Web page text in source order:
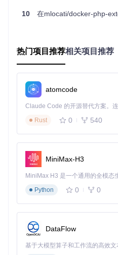
式。只需在Dockerfile中添加单
FROM php:8.3
RUN install-php-extensions gd
安装libfreetype、libjpeg等系统
依赖。特别适合快速原型开发
环境配置时间。
企业级场景：复杂项目的精细化
和环境变量控制的组合方案：
8.2
ENV IPE_SKIP_CHECK=1
    opcache-
8.2
这种配置方式确保了不同环境
10 在mlocati/docker-php-extension-
热门项目推荐相关项目推荐
atomcode
Rust
0 540
MiniMax-H3
Python
0 0
DataFlow
基于大模型算子和工作流的高效